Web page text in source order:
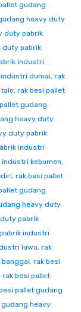
gudang
heavy duty
duty pabrik
duty pabrik
industri
dumai, rak
, rak besi pallet
gudang
heavy duty
duty pabrik
industri
kebumen,
, rak besi pallet
gudang
heavy duty
pabrik
industri
luwu, rak
, rak besi
rak besi pallet
pallet gudang
heavy